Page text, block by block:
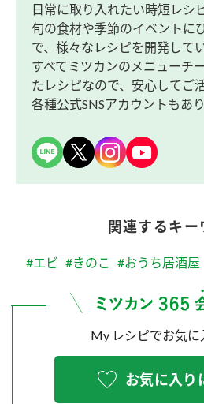
日常に取り入れたい時短レシ
旬の食材や季節のイベントに
で、様々なレシピを開発してい
すべてミツカンのメニューチ
たレシピなので、安心してご
各種公式SNSアカウントもあり
関連するキー
#エビ #きのこ #おうち居酒屋
My レシピでお気に
お気に入り